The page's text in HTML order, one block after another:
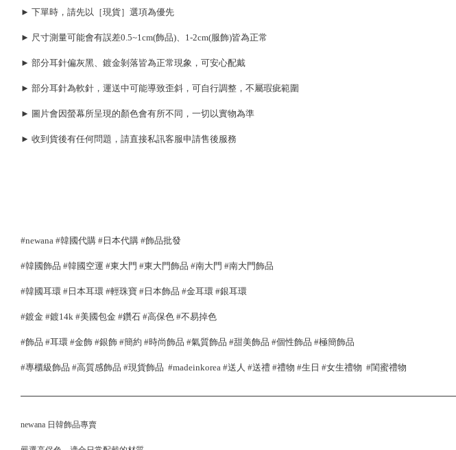
► 下單時，請先以［現貨］選項為優先
► 尺寸測量可能會有誤差0.5~1cm(飾品)、1-2cm(服飾)皆為正常
► 部分耳針偏灰黑、鍍金剝落皆為正常現象，可安心配戴
► 部分耳針為軟針，運送中可能導致歪斜，可自行調整，不屬瑕疵範圍
► 圖片會因螢幕所呈現的顏色會有所不同，一切以實物為準
► 收到貨後有任何問題，請直接私訊客服申請售後服務
#newana #韓國代購 #日本代購 #飾品批發
#韓國飾品 #韓國空運 #東大門 #東大門飾品 #南大門 #南大門飾品
#韓國耳環 #日本耳環 #輕珠寶 #日本飾品 #金耳環 #銀耳環
#鍍金 #鍍14k #美國包金 #鑽石 #高保色 #不易掉色
#飾品 #耳環 #金飾 #銀飾 #簡約 #時尚飾品 #氣質飾品 #甜美飾品 #個性飾品 #極簡飾品
#專櫃級飾品 #高質感飾品 #現貨飾品 #madeinkorea #送人 #送禮 #禮物 #生日 #女生禮物 #閨蜜禮物
newana 日韓飾品專賣